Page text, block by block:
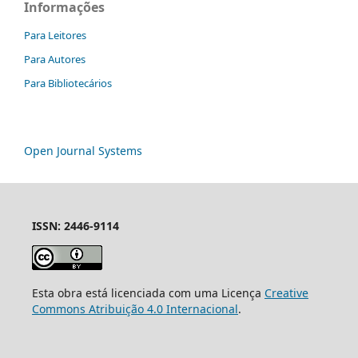
Informações
Para Leitores
Para Autores
Para Bibliotecários
Open Journal Systems
ISSN: 2446-9114
Esta obra está licenciada com uma Licença Creative
Commons Atribuição 4.0 Internacional.